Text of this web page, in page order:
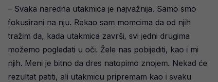
– Svaka naredna utakmica je najvažnija. Samo smo
fokusirani na nju. Rekao sam momcima da od njih
tražim da, kada utakmica završi, svi jedni drugima
možemo pogledati u oči. Žele nas pobijediti, kao i mi
njih. Meni je bitno da dres natopimo znojem. Nekad će
rezultat patiti, ali utakmicu pripremam kao i svaku